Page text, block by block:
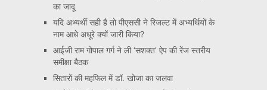
का जादू
यदि अभ्यर्थी सही है तो पीएससी ने रिजल्ट में अभ्यर्थियों के
नाम आधे अधूरे क्यों जारी किया?
आईजी राम गोपाल गर्ग ने ली ‘सशक्त’ ऐप की रेंज स्तरीय
समीक्षा बैठक
सितारों की महफिल में डॉ. खोजा का जलवा